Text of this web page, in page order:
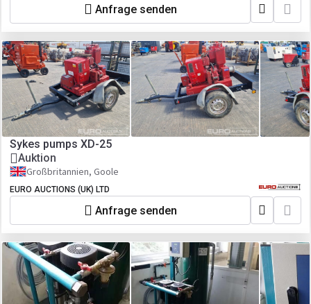
Anfrage senden
Sykes pumps XD-25
Auktion
Großbritannien, Goole
EURO AUCTIONS (UK) LTD
Anfrage senden